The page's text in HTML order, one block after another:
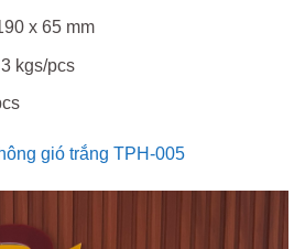
x 65 mm
kgs/pcs
gió trắng TPH-005